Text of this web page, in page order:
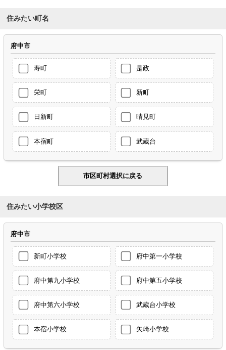
住みたい町名
府中市
寿町 是政
栄町 新町
日新町 晴見町
本宿町 武蔵台
住みたい小学校区
府中市
新町小学校 府中第一小学校
府中第九小学校 府中第五小学校
府中第六小学校 武蔵台小学校
本宿小学校 矢崎小学校